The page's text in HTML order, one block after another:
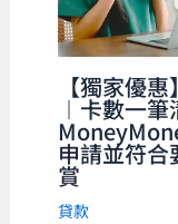
【獨家優
︱卡數一
申請並符
賞
貸款